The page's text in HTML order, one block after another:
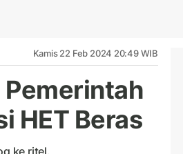
Kamis 22 Feb 2024 20:49 WIB
Pemerintah
HET Beras
ke ritel.